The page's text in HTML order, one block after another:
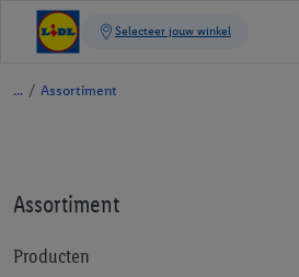
/ Assortiment
Assortiment
Producten